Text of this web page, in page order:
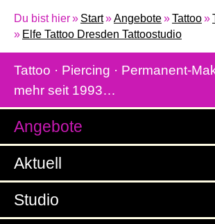
Du bist hier Start Angebote Tattoo
Elfe Tattoo Dresden Tattoostudio
Tattoo · Piercing · Permanent-
mehr seit 1993…
Angebote
Aktuell
Studio